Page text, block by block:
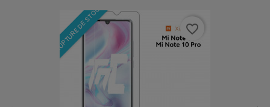
RUPTURE DE STOCK favorite_border